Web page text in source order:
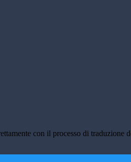
con il processo di traduzione